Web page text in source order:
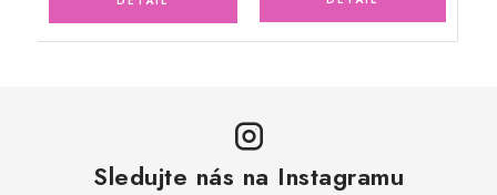
Sledujte nás na Instagramu